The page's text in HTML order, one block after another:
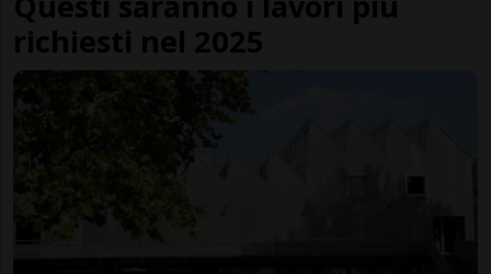
richiesti nel 2025